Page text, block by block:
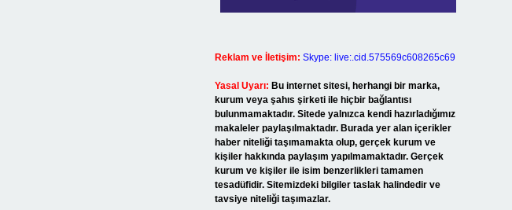
Reklam ve İletişim: Skype: live:.cid.575569c608265c69
Yasal Uyarı: Bu internet sitesi, herhangi bir marka,
kurum veya şahıs şirketi ile hiçbir bağlantısı
bulunmamaktadır. Sitede yalnızca kendi hazırladığımız
makaleler paylaşılmaktadır. Burada yer alan içerikler
haber niteliği taşımamakta olup, gerçek kurum ve
kişiler hakkında paylaşım yapılmamaktadır. Gerçek
kurum ve kişiler ile isim benzerlikleri tamamen
tesadüfidir. Sitemizdeki bilgiler taslak halindedir ve
tavsiye niteliği taşımazlar.